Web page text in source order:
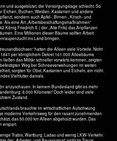
Ein Anwohner meinte, die Säule
wäre, zu mindestens am Anfang.
äußerst lukrativ für den Staat
ist. War selber zu Anfang mit 15 €
dabei. Jetzt fängt man nur noch
Fremde.
Blitzeinheit